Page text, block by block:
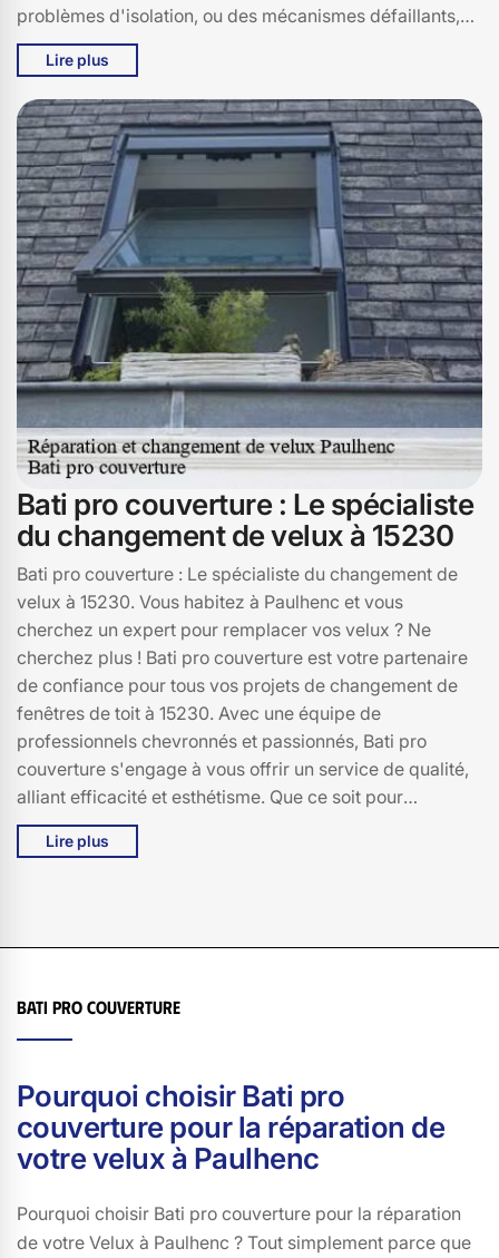
problèmes d'isolation, ou des mécanismes défaillants,
notre équipe d'experts est à votre disposition pour
résoudre tous vos soucis. Chez Bati pro couverture, nous
nous engageons à utiliser des pièces de rechange de
haute qualité et à fournir des solutions durables. Vous
pouvez compter sur notre savoir-faire et notre passion
pour redonner à votre velux toute sa fonctionnalité et son
esthétisme. Faites confiance à Bati pro couverture à
Paulhenc, 15230, pour un service de réparation de velux
irréprochable et personnalisé.
Lire plus
Bati pro couverture : Le spécialiste
du changement de velux à 15230
Bati pro couverture : Le spécialiste du changement de
velux à 15230. Vous habitez à Paulhenc et vous
cherchez un expert pour remplacer vos velux ? Ne
cherchez plus ! Bati pro couverture est votre partenaire
de confiance pour tous vos projets de changement de
fenêtres de toit à 15230. Avec une équipe de
professionnels chevronnés et passionnés, Bati pro
couverture s'engage à vous offrir un service de qualité,
alliant efficacité et esthétisme. Que ce soit pour
améliorer l'isolation de votre maison, augmenter la
luminosité de vos pièces ou simplement moderniser
Faites confiance à Bati pro couverture pour un
changement de velux impeccable à 15230 et redonnez
Lire plus
Bati pro couverture
Pourquoi choisir Bati pro
couverture pour la réparation de
votre velux à Paulhenc
Pourquoi choisir Bati pro couverture pour la réparation
de votre Velux à Paulhenc ? Tout simplement parce que